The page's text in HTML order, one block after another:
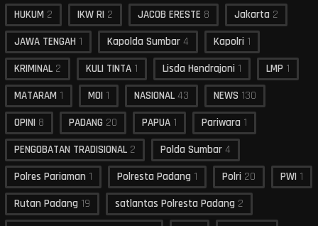
HUKUM 2 IKW RI 2 JACOB ERESTE 8 Jakarta 2
JAWA TENGAH 1 Kapolda Sumbar 4 Kapolri 1
KRIMINAL 2 KULI TINTA 1 Lisda Hendrajoni 1 LMP 1
MATARAM 1 MOI 1 NASIONAL 43 NEWS 130
OPINI 8 PADANG 20 PAPUA 1 Pariwara 1
PENGOBATAN TRADISIONAL 2 Polda Sumbar 4
Polres Pariaman 1 Polresta Padang 1 Polri 20 PWI 1
Rutan Padang 19 satlantas Polresta Padang 2